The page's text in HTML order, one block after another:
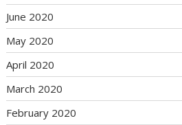
June 2020
May 2020
April 2020
March 2020
February 2020